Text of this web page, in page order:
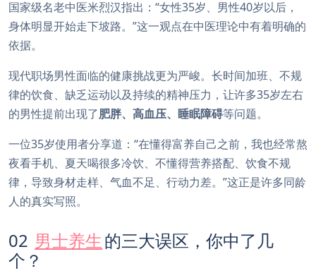
国家级名老中医米烈汉指出：“女性35岁、男性40岁以后，
身体明显开始走下坡路。”这一观点在中医理论中有着明确的
依据。
现代职场男性面临的健康挑战更为严峻。长时间加班、不规
律的饮食、缺乏运动以及持续的精神压力，让许多35岁左右
的男性提前出现了肥胖、高血压、睡眠障碍等问题。
一位35岁使用者分享道：“在懂得富养自己之前，我也经常熬
夜看手机、夏天喝很多冷饮、不懂得营养搭配、饮食不规
律，导致身材走样、气血不足、行动力差。”这正是许多同龄
人的真实写照。
02 男士养生的三大误区，你中了几
个？